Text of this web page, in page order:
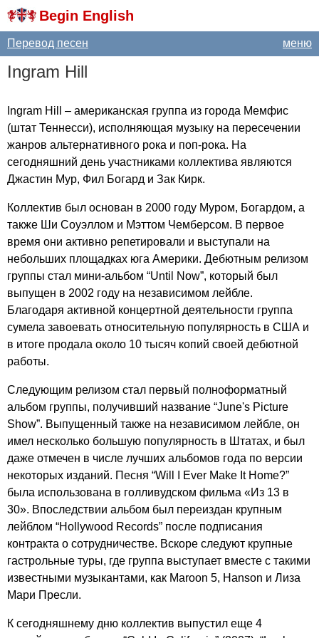
Begin English
меню
Перевод песен
Ingram Hill
Ingram Hill
– американская группа из города Мемфис
(штат Теннесси), исполняющая музыку на пересечении
жанров альтернативного рока и поп-рока. На
сегодняшний день участниками коллектива являются
Джастин Мур, Фил Богард и Зак Кирк.
Коллектив был основан в 2000 году Муром, Богардом, а
также Ши Соуэллом и Мэттом Чемберсом. В первое
время они активно репетировали и выступали на
небольших площадках юга Америки. Дебютным релизом
группы стал мини-альбом “Until Now”, который был
выпущен в 2002 году на независимом лейбле.
Благодаря активной концертной деятельности группа
сумела завоевать относительную популярность в США и
в итоге продала около 10 тысяч копий своей дебютной
работы.
Следующим релизом стал первый полноформатный
альбом группы, получивший название “June's Picture
Show”. Выпущенный также на независимом лейбле, он
имел несколько большую популярность в Штатах, и был
даже отмечен в числе лучших альбомов года по версии
некоторых изданий. Песня “Will Ever Make It Home?”
была использована в голливудском фильма «Из 13 в
30». Впоследствии альбом был переиздан крупным
лейблом “Hollywood Records” после подписания
контракта о сотрудничестве. Вскоре следуют крупные
гастрольные туры, где группа выступает вместе с такими
известными музыкантами, как Maroon 5, Hanson и Лиза
Мари Пресли.
К сегодняшнему дню коллектив выпустил еще 4